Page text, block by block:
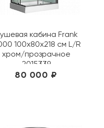
кабина Frank
100х80х218 см L/R
хром/прозрачное
2015339
80 000 ₽